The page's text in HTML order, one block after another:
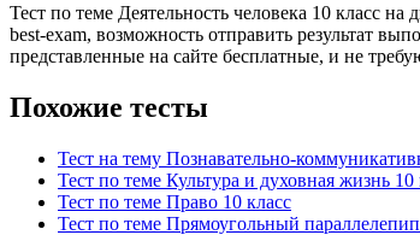
Тест по теме Деятельность человека 10 класс
best-exam, возможность отправить результат
представленные на сайте бесплатные, и не
Похожие тесты
Тест на тему Познавательно-
Тест по теме Культура и духовная жизнь 10
Тест по теме Право 10 класс
Тест по теме Прямоугольный